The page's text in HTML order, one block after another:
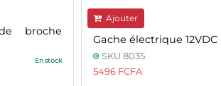
broche
En stock
Ajouter
Gache électrique 12VDC
SKU 8035
5496 FCFA